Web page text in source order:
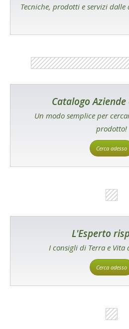
Tecniche, prodotti e servizi dalle
Catalogo
Un modo semplice per
prodotto!
Cerca adesso
L'Esperto
I consigli di Terra e
Cerca adesso